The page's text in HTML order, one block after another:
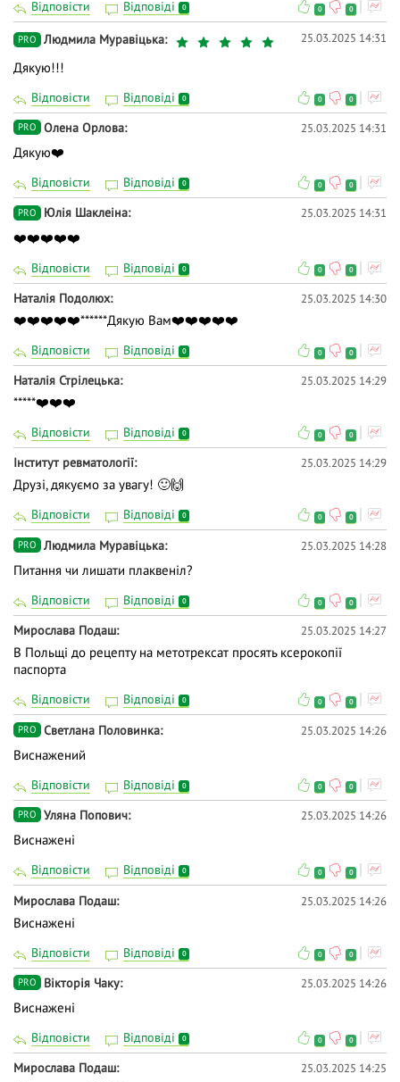
Відповісти Відповіді 0 0 0
PRO Людмила Муравіцька 25.03.2025 14:31
Дякую!!!
Відповісти Відповіді 0 0 0
PRO Олена Орлова 25.03.2025 14:31
Дякую❤️
Відповісти Відповіді 0 0 0
PRO Юлія Шаклеіна 25.03.2025 14:31
❤️❤️❤️❤️❤️
Відповісти Відповіді 0 0 0
Наталія Подолюх 25.03.2025 14:30
❤️❤️❤️❤️❤️******Дякую Вам❤️❤️❤️❤️❤️
Відповісти Відповіді 0 0 0
Наталія Стрілецька 25.03.2025 14:29
*****❤️❤️❤️
Відповісти Відповіді 0 0 0
Інститут ревматології 25.03.2025 14:29
Друзі, дякуємо за увагу! 🙂🙌
Відповісти Відповіді 0 0 0
PRO Людмила Муравіцька 25.03.2025 14:28
Питання чи лишати плаквеніл?
Відповісти Відповіді 0 0 0
Мирослава Подаш 25.03.2025 14:27
В Польщі до рецепту на метотрексат просять ксерокопії
паспорта
Відповісти Відповіді 0 0 0
PRO Светлана Половинка 25.03.2025 14:26
Виснажений
Відповісти Відповіді 0 0 0
PRO Уляна Попович 25.03.2025 14:26
Виснажені
Відповісти Відповіді 0 0 0
Мирослава Подаш 25.03.2025 14:26
Виснажені
Відповісти Відповіді 0 0 0
PRO Вiкторiя Чаку 25.03.2025 14:26
Виснажені
Відповісти Відповіді 0 0 0
Мирослава Подаш 25.03.2025 14:25